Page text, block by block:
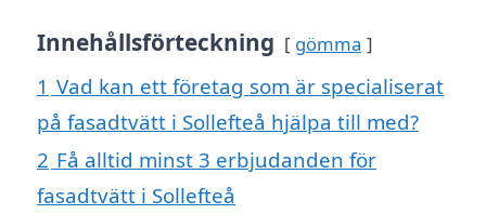
Innehållsförteckning gömma
1 Vad kan ett företag som är specialiserat
på fasadtvätt i Sollefteå hjälpa till med?
2 Få alltid minst 3 erbjudanden för
fasadtvätt i Sollefteå